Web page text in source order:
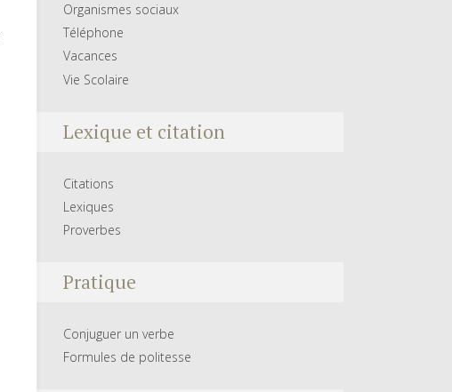
Organismes sociaux
Téléphone
Vacances
Vie Scolaire
Lexique et citation
Citations
Lexiques
Proverbes
Pratique
Conjuguer un verbe
Formules de politesse